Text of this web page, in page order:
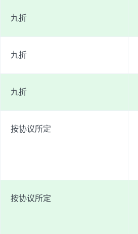
九折
九折
九折
按协议所定
按协议所定